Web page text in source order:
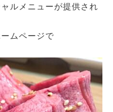
ルメニューが提供され
ムページで